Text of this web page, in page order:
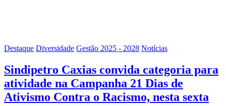
Destaque Diversidade Gestão 2025 - 2028 Notícias
Sindipetro Caxias convida categoria para
atividade na Campanha 21 Dias de
Ativismo Contra o Racismo, nesta sexta